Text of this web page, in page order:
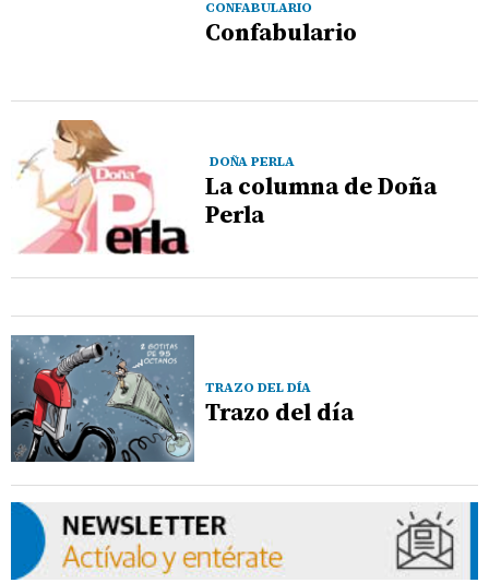
CONFABULARIO
Confabulario
DOÑA PERLA
La columna de Doña
Perla
TRAZO DEL DÍA
Trazo del día